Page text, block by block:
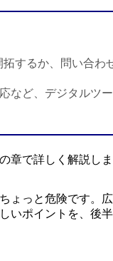
するか、問い合わ
など、デジタルツ
章で詳しく解説しま
っと危険です
いポイントを、後